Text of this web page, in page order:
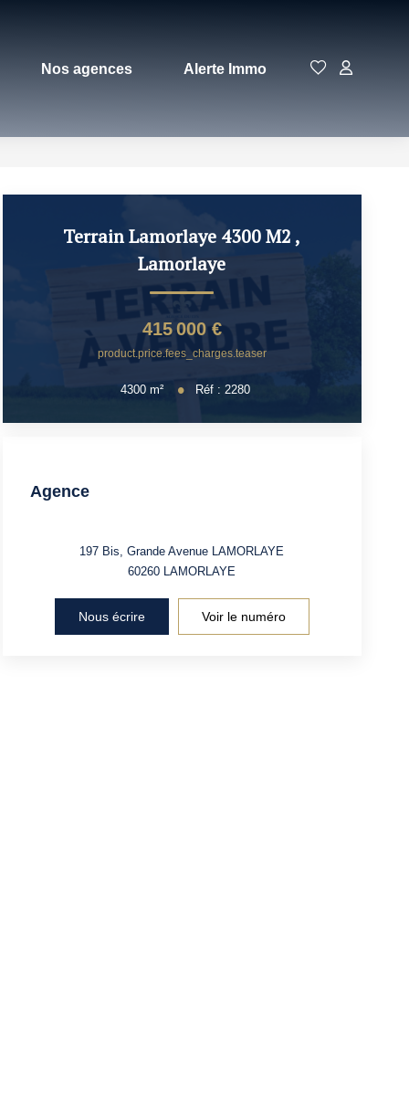
Nos agences Alerte Immo
Terrain Lamorlaye 4300 M2 ,
Lamorlaye
415 000 €
product.price.fees_charges.teaser
4300m² Réf :2280
Agence
197 Bis, Grande Avenue LAMORLAYE
60260 LAMORLAYE
Nous écrire Voir le numéro